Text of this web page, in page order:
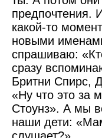
предпочтения.
какой-то
новыми
спрашиваю:
сразу
Бритни Спирс,
«Ну что это за
Стоунз». А мы
наши дети: